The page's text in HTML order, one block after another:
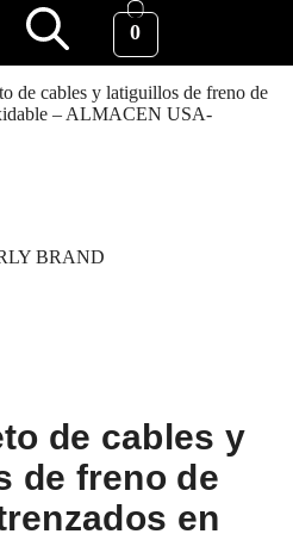
de cables y latiguillos de freno de
– ALMACEN USA-
0
de cables y
de freno de
en